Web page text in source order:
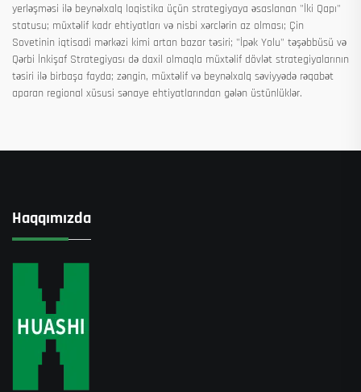
yerləşməsi ilə beynəlxalq loqistika üçün strategiyaya əsaslanan "İki Qapı"
statusu; müxtəlif kadr ehtiyatları və nisbi xərclərin az olması; Çin
Sovetinin iqtisadi mərkəzi kimi artan bazar təsiri; "İpək Yolu" təşəbbüsü və
Qərbi İnkişaf Strategiyası də daxil olmaqla müxtəlif dövlət strategiyalarının
təsiri ilə birbaşa fayda; zəngin, müxtəlif və beynəlxalq səviyyədə rəqabət
aparan regional xüsusi sənaye ehtiyatlarından gələn üstünlüklər.
Haqqımızda